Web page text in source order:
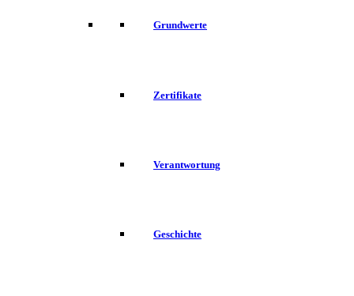
Grundwerte
Zertifikate
Verantwortung
Geschichte